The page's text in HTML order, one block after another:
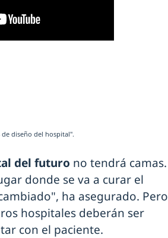
de diseño del hospital".
del futuro no tendrá camas.
donde se va a curar el
ha asegurado. Pero
hospitales deberán ser
con el paciente.